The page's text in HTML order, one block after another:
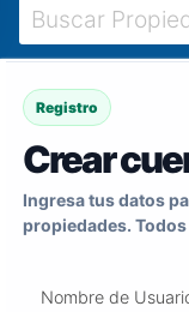
Registro
Crear
Ingresa tus datos
propiedades.
Nombre de